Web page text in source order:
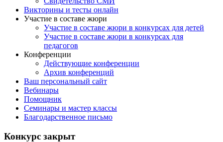
Викторины и тесты онлайн
Участие в составе жюри
Участие в составе жюри в конкурсах для детей
Участие в составе жюри в конкурсах для
педагогов
Конференции
Действующие конференции
Архив конференций
Ваш персональный сайт
Вебинары
Помощник
Семинары и мастер классы
Благодарственное письмо
Конкурс закрыт